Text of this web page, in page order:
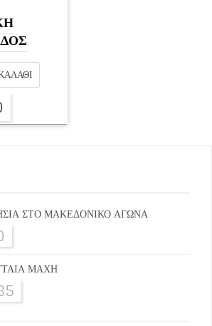
ΣΤΟ ΜΑΚΕΔΟΝΙΚΟ ΑΓΩΝΑ
ΜΑΧΗ